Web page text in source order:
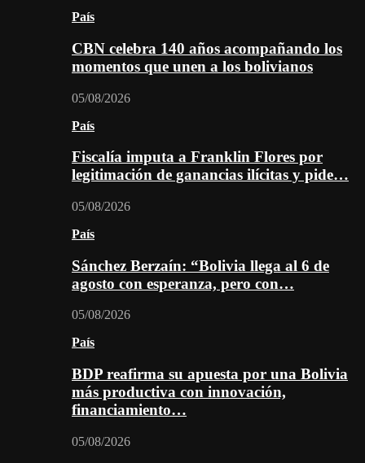
País
CBN celebra 140 años acompañando los
momentos que unen a los bolivianos
05/08/2026
País
Fiscalía imputa a Franklin Flores por
legitimación de ganancias ilícitas y pide…
05/08/2026
País
Sánchez Berzaín: “Bolivia llega al 6 de
agosto con esperanza, pero con…
05/08/2026
País
BDP reafirma su apuesta por una Bolivia
más productiva con innovación,
financiamiento…
05/08/2026